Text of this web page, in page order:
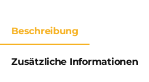
Beschreibung
Zusätzliche Informationen